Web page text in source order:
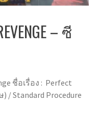
– ซี
ชื่อเรื่อง : Perfect
/ Standard Procedure